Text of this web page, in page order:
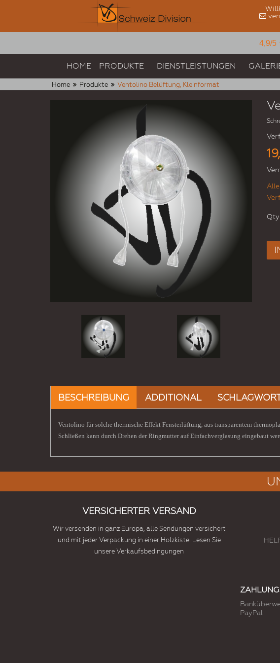
4,9/5
HOME PRODUKTE DIENSTLEISTUNGEN
Home Produkte Ventolino Belüftung, Kleinformat
Qty
BESCHREIBUNG ADDITIONAL
Ventolino für solche thermische Effekt Fensterlüftung, aus transparentem
Schließen kann durch Drehen der Ringmutter auf Einfachverglasung eingebaut
VERSICHERTER VERSAND
Wir versenden in ganz Europa, alle Sendungen versichert
und mit jeder Verpackung in einer Holzkiste. Lesen Sie
unsere Verkaufsbedingungen
PayPal